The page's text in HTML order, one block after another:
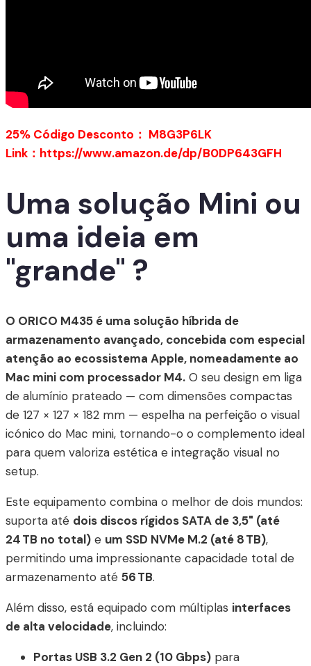
25% Código Desconto： M8G3P6LK
Link：https://www.amazon.de/dp/B0DP643GFH
Uma solução Mini ou
uma ideia em
"grande" ?
O ORICO M435 é uma solução híbrida de
armazenamento avançado, concebida com especial
atenção ao ecossistema Apple, nomeadamente ao
Mac mini com processador M4. O seu design em liga
de alumínio prateado — com dimensões compactas
de 127 × 127 × 182 mm — espelha na perfeição o visual
icónico do Mac mini, tornando-o o complemento ideal
para quem valoriza estética e integração visual no
setup.
Este equipamento combina o melhor de dois mundos:
suporta até dois discos rígidos SATA de 3,5" (até
24 TB no total) e um SSD NVMe M.2 (até 8 TB),
permitindo uma impressionante capacidade total de
armazenamento até 56 TB.
Além disso, está equipado com múltiplas interfaces
de alta velocidade, incluindo:
Portas USB 3.2 Gen 2 (10 Gbps) para